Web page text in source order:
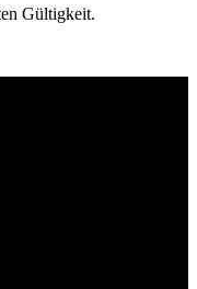
Gültigkeit.